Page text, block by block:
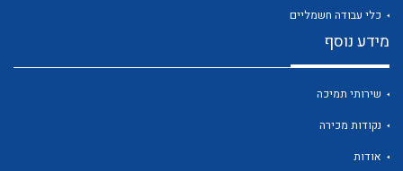
כלי עבודה חשמליים
מידע נוסף
שירותי תמיכה
נקודות מכירה
אודות